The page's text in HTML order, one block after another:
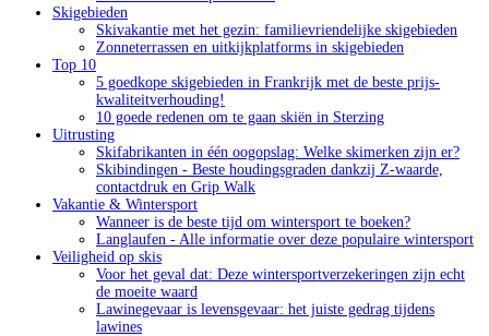
Skigebieden
Skivakantie met het gezin: familievriendelijke skigebieden
Zonneterrassen en uitkijkplatforms in skigebieden
Top 10
5 goedkope skigebieden in Frankrijk met de beste prijs-
kwaliteitverhouding!
10 goede redenen om te gaan skiën in Sterzing
Uitrusting
Skifabrikanten in één oogopslag: Welke skimerken zijn er?
Skibindingen - Beste houdingsgraden dankzij Z-waarde,
contactdruk en Grip Walk
Vakantie & Wintersport
Wanneer is de beste tijd om wintersport te boeken?
Langlaufen - Alle informatie over deze populaire wintersport
Veiligheid op skis
Voor het geval dat: Deze wintersportverzekeringen zijn echt
de moeite waard
Lawinegevaar is levensgevaar: het juiste gedrag tijdens
lawines